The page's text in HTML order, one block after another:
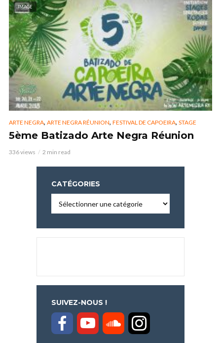
IMAGE
ARTE NEGRA, ARTE NEGRA RÉUNION, FESTIVAL DE CAPOEIRA, STAGE
5ème Batizado Arte Negra Réunion
336 views 2 min read
CATÉGORIES
SUIVEZ-NOUS !